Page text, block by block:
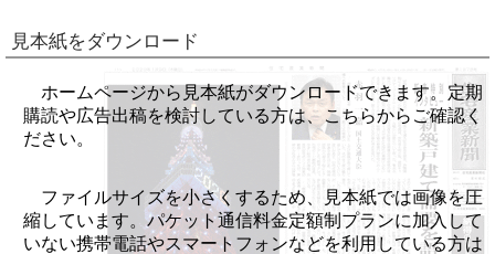
見本紙をダウンロード
ホームページから見本紙がダウンロードできます。定期
購読や広告出稿を検討している方は、こちらからご確認く
ださい。
ファイルサイズを小さくするため、見本紙では画像を圧
縮しています。パケット通信料金定額制プランに加入して
いない携帯電話やスマートフォンなどを利用している方は